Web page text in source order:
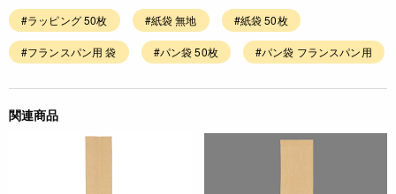
#ラッピング 50枚 #紙袋 無地 #紙袋 50枚
#フランスパン用 袋 #パン袋 50枚 #パン袋 フランスパン用
関連商品